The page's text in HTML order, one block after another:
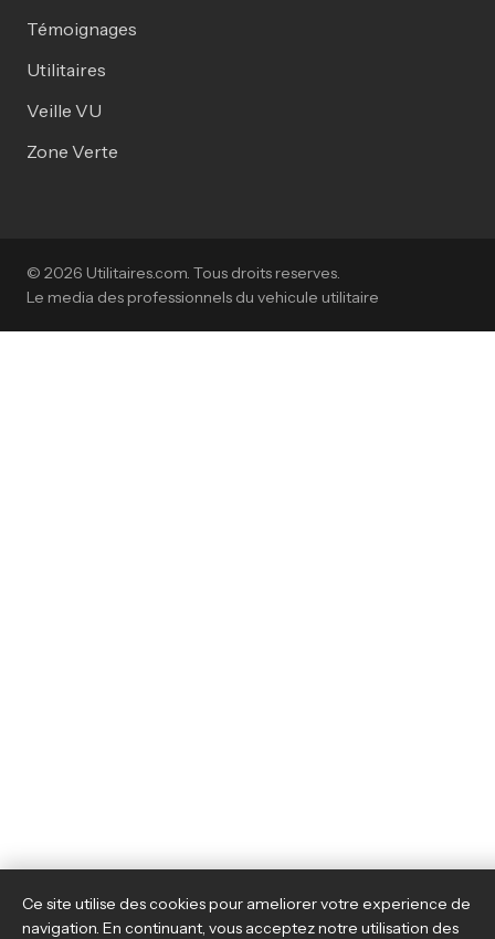
Témoignages
Utilitaires
Veille VU
Zone Verte
© 2026 Utilitaires.com. Tous droits reserves.
Le media des professionnels du vehicule utilitaire
Ce site utilise des cookies pour ameliorer votre experience de
navigation. En continuant, vous acceptez notre utilisation des